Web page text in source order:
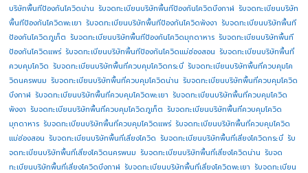
บริษัทพื้นทีป้องกันโควิดน่าน รับจดทะเบียนบริษัทพื้นทีป้องกันโควิดบึงกาฬ รับจดทะเบียนบริษัท
พื้นทีป้องกันโควิดพะเยา รับจดทะเบียนบริษัทพื้นทีป้องกันโควิดพังงา รับจดทะเบียนบริษัทพื้นที
ป้องกันโควิดภูเก็ต รับจดทะเบียนบริษัทพื้นทีป้องกันโควิดมุกดาหาร รับจดทะเบียนบริษัทพื้นที
ป้องกันโควิดแพร่ รับจดทะเบียนบริษัทพื้นทีป้องกันโควิดแม่ฮ่องสอน รับจดทะเบียนบริษัทพื้นที่
ควบคุมโควิด รับจดทะเบียนบริษัทพื้นที่ควบคุมโควิดกระบี่ รับจดทะเบียนบริษัทพื้นที่ควบคุมโค
วิดนครพนม รับจดทะเบียนบริษัทพื้นที่ควบคุมโควิดน่าน รับจดทะเบียนบริษัทพื้นที่ควบคุมโควิด
บึงกาฬ รับจดทะเบียนบริษัทพื้นที่ควบคุมโควิดพะเยา รับจดทะเบียนบริษัทพื้นที่ควบคุมโควิด
พังงา รับจดทะเบียนบริษัทพื้นที่ควบคุมโควิดภูเก็ต รับจดทะเบียนบริษัทพื้นที่ควบคุมโควิด
มุกดาหาร รับจดทะเบียนบริษัทพื้นที่ควบคุมโควิดแพร่ รับจดทะเบียนบริษัทพื้นที่ควบคุมโควิด
แม่ฮ่องสอน รับจดทะเบียนบริษัทพื้นที่เสี่ยงโควิด รับจดทะเบียนบริษัทพื้นที่เสี่ยงโควิดกระบี่ รับ
จดทะเบียนบริษัทพื้นที่เสี่ยงโควิดนครพนม รับจดทะเบียนบริษัทพื้นที่เสี่ยงโควิดน่าน รับจด
ทะเบียนบริษัทพื้นที่เสี่ยงโควิดบึงกาฬ รับจดทะเบียนบริษัทพื้นที่เสี่ยงโควิดพะเยา รับจดทะเบียน